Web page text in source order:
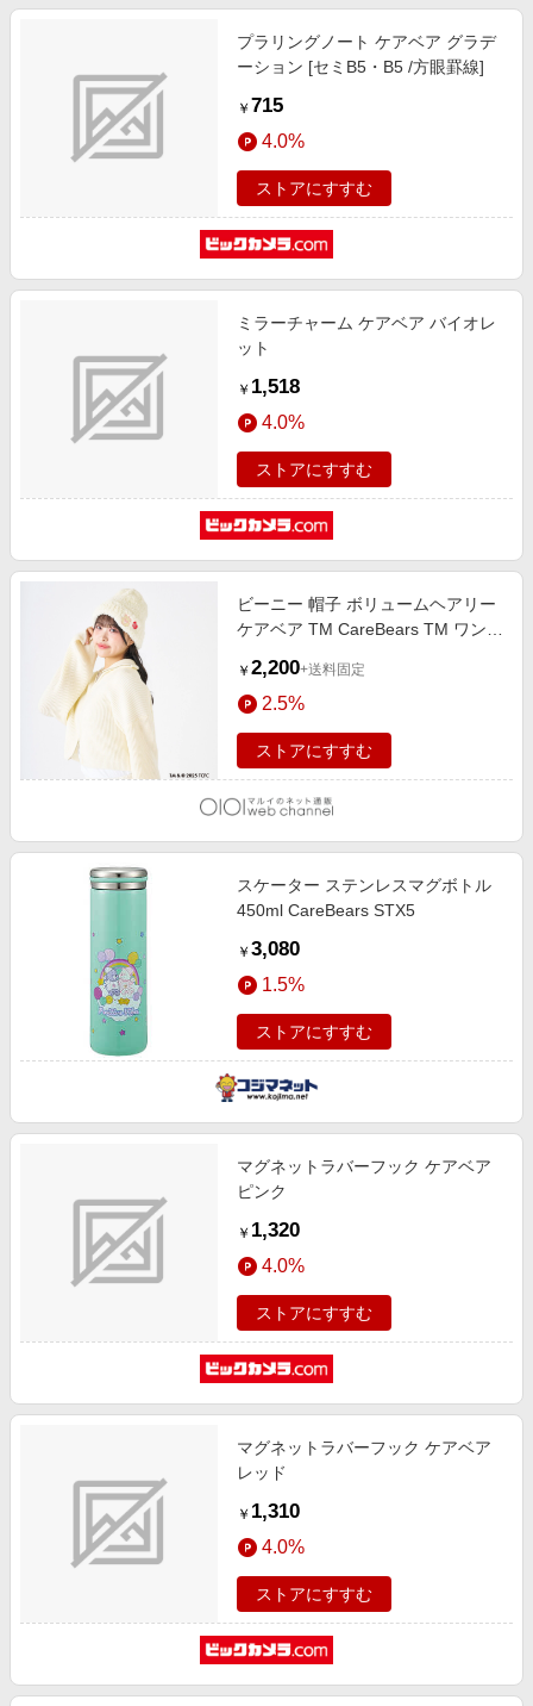
プラリングノート ケアベア グラデ
ーション [セミB5・B5 /方眼罫線]
￥ 715
4.0%
ストアにすすむ
ミラーチャーム ケアベア バイオレ
ット
￥ 1,518
4.0%
ストアにすすむ
ビーニー 帽子 ボリュームヘアリー
ケアベア TM CareBears TM ワンポ
￥ 2,200+送料固定
2.5%
ストアにすすむ
スケーター ステンレスマグボトル
450ml CareBears STX5
￥ 3,080
1.5%
ストアにすすむ
マグネットラバーフック ケアベア
ピンク
￥ 1,320
4.0%
ストアにすすむ
マグネットラバーフック ケアベア
レッド
￥ 1,310
4.0%
ストアにすすむ